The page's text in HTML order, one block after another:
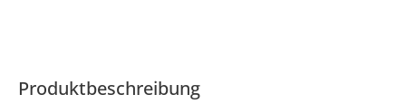
Produktbeschreibung